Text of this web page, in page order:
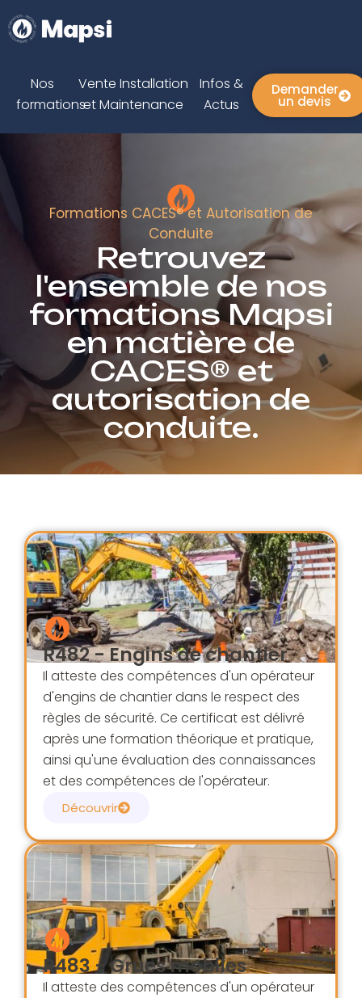
Nos
formations
Vente Installation
et Maintenance
Infos &
Actus
Demander
un devis
Formations CACES® et Autorisation de
Conduite
Retrouvez
l'ensemble de nos
formations Mapsi
en matière de
CACES® et
autorisation de
conduite.
R482 - Engins de chantier
Il atteste des compétences d'un opérateur
d'engins de chantier dans le respect des
règles de sécurité. Ce certificat est délivré
après une formation théorique et pratique,
ainsi qu'une évaluation des connaissances
et des compétences de l'opérateur.
Découvrir
R483 - Grues mobiles
Il atteste des compétences d'un opérateur